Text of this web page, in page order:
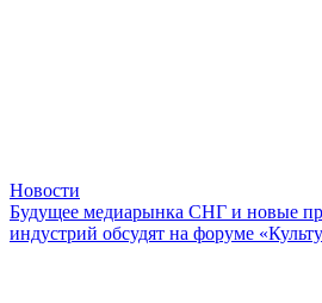
Новости
Будущее медиарынка СНГ и новые
индустрий обсудят на форуме